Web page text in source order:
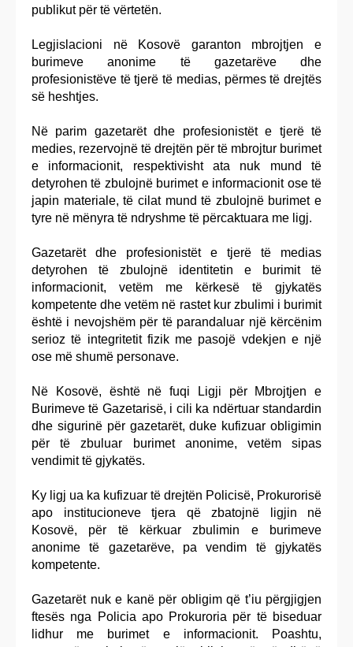
publikut për të vërtetën.
Legjislacioni në Kosovë garanton mbrojtjen e
burimeve anonime të gazetarëve dhe
profesionistëve të tjerë të medias, përmes të drejtës
së heshtjes.
Në parim gazetarët dhe profesionistët e tjerë të
medies, rezervojnë të drejtën për të mbrojtur burimet
e informacionit, respektivisht ata nuk mund të
detyrohen të zbulojnë burimet e informacionit ose të
japin materiale, të cilat mund të zbulojnë burimet e
tyre në mënyra të ndryshme të përcaktuara me ligj.
Gazetarët dhe profesionistët e tjerë të medias
detyrohen të zbulojnë identitetin e burimit të
informacionit, vetëm me kërkesë të gjykatës
kompetente dhe vetëm në rastet kur zbulimi i burimit
është i nevojshëm për të parandaluar një kërcënim
serioz të integritetit fizik me pasojë vdekjen e një
ose më shumë personave.
Në Kosovë, është në fuqi Ligji për Mbrojtjen e
Burimeve të Gazetarisë, i cili ka ndërtuar standardin
dhe sigurinë për gazetarët, duke kufizuar obligimin
për të zbuluar burimet anonime, vetëm sipas
vendimit të gjykatës.
Ky ligj ua ka kufizuar të drejtën Policisë, Prokurorisë
apo institucioneve tjera që zbatojnë ligjin në
Kosovë, për të kërkuar zbulimin e burimeve
anonime të gazetarëve, pa vendim të gjykatës
kompetente.
Gazetarët nuk e kanë për obligim që t’iu përgjigjen
ftesës nga Policia apo Prokuroria për të biseduar
lidhur me burimet e informacionit. Poashtu,